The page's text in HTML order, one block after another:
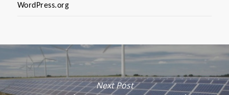
WordPress.org
Next Post